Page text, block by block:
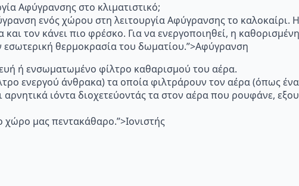
Αφύγρανσης στο κλιματιστικό;
ενός χώρου στη λειτουργία Αφύγρανσης το καλοκαίρι.
τον κάνει πιο φρέσκο. Για να ενεργοποιηθεί, η
εσωτερική θερμοκρασία του δωματίου.”>Αφύγρανση
ή ενσωματωμένο φίλτρο καθαρισμού του αέρα.
ενεργού άνθρακα) τα οποία φιλτράρουν τον αέρα (όπως
ιόντα διοχετεύοντάς τα στον αέρα που ρουφάνε,
μας πεντακάθαρο.”>Ιονιστής